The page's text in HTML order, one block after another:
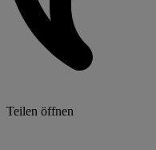
Teilen öffnen